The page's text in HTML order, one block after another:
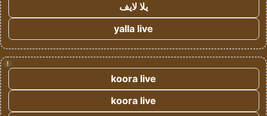
يلا لايف
yalla live
!
koora live
koora live